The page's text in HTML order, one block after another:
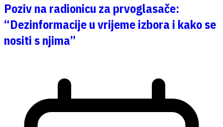
Poziv na radionicu za prvoglasače:
“Dezinformacije u vrijeme izbora i kako se
nositi s njima”